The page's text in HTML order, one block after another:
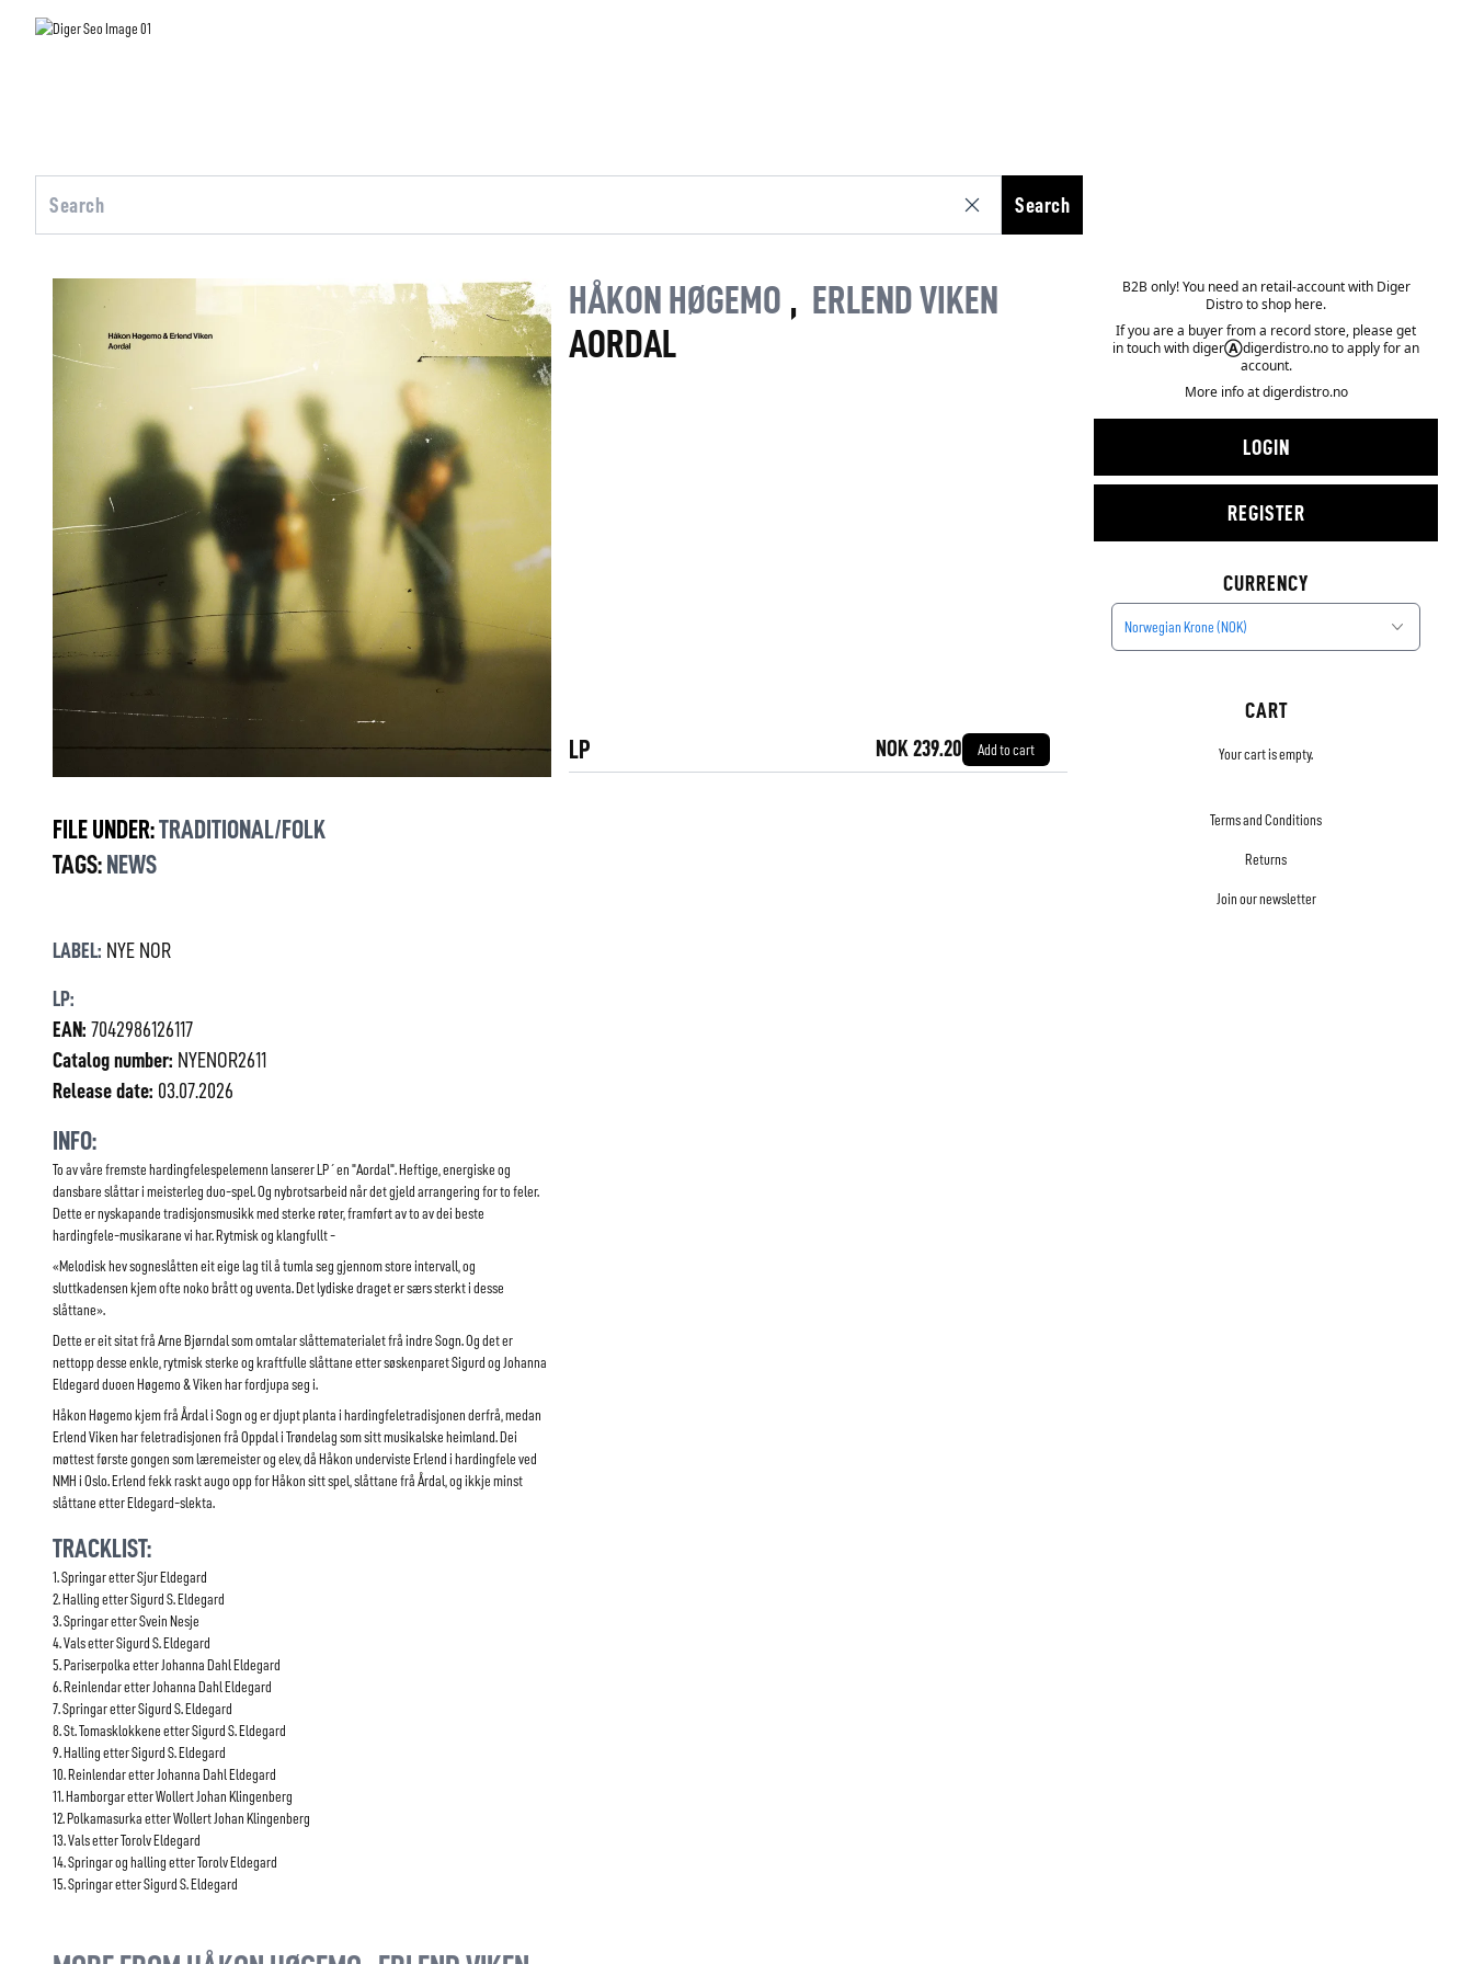
Search
HÅKON HØGEMO , ERLEND VIKEN
AORDAL
LP NOK 239.20 Add to cart
FILE UNDER:TRADITIONAL/FOLK
TAGS: NEWS
LABEL: NYE NOR
LP:
EAN: 7042986126117
Catalog number: NYENOR2611
Release date: 03.07.2026
INFO:
To av våre fremste hardingfelespelemenn lanserer LP´en "Aordal". Heftige, energiske og
dansbare slåttar i meisterleg duo-spel. Og nybrotsarbeid når det gjeld arrangering for to feler.
Dette er nyskapande tradisjonsmusikk med sterke røter, framført av to av dei beste
hardingfele-musikarane vi har. Rytmisk og klangfullt -
«Melodisk hev sogneslåtten eit eige lag til å tumla seg gjennom store intervall, og
sluttkadensen kjem ofte noko brått og uventa. Det lydiske draget er særs sterkt i desse
slåttane».
Dette er eit sitat frå Arne Bjørndal som omtalar slåttematerialet frå indre Sogn. Og det er
nettopp desse enkle, rytmisk sterke og kraftfulle slåttane etter søskenparet Sigurd og Johanna
Eldegard duoen Høgemo & Viken har fordjupa seg i.
Håkon Høgemo kjem frå Årdal i Sogn og er djupt planta i hardingfeletradisjonen derfrå, medan
Erlend Viken har feletradisjonen frå Oppdal i Trøndelag som sitt musikalske heimland. Dei
møttest første gongen som læremeister og elev, då Håkon underviste Erlend i hardingfele ved
NMH i Oslo. Erlend fekk raskt augo opp for Håkon sitt spel, slåttane frå Årdal, og ikkje minst
slåttane etter Eldegard-slekta.
TRACKLIST:
1. Springar etter Sjur Eldegard
2. Halling etter Sigurd S. Eldegard
3. Springar etter Svein Nesje
4. Vals etter Sigurd S. Eldegard
5. Pariserpolka etter Johanna Dahl Eldegard
6. Reinlendar etter Johanna Dahl Eldegard
7. Springar etter Sigurd S. Eldegard
8. St. Tomasklokkene etter Sigurd S. Eldegard
9. Halling etter Sigurd S. Eldegard
10. Reinlendar etter Johanna Dahl Eldegard
11. Hamborgar etter Wollert Johan Klingenberg
12. Polkamasurka etter Wollert Johan Klingenberg
13. Vals etter Torolv Eldegard
14. Springar og halling etter Torolv Eldegard
15. Springar etter Sigurd S. Eldegard
B2B only! You need an retail-account with Diger
Distro to shop here.
If you are a buyer from a record store, please get
in touch with digerⒶdigerdistro.no to apply for an
account.
More info atdigerdistro.no
LOGIN
REGISTER
CURRENCY
Norwegian Krone (NOK)
CART
Your cart is empty.
Terms and Conditions
Returns
Join our newsletter